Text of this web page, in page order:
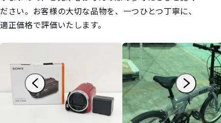
ださい。お客様の大切な品物を、一つひとつ丁寧に、
適正価格で評価いたします。